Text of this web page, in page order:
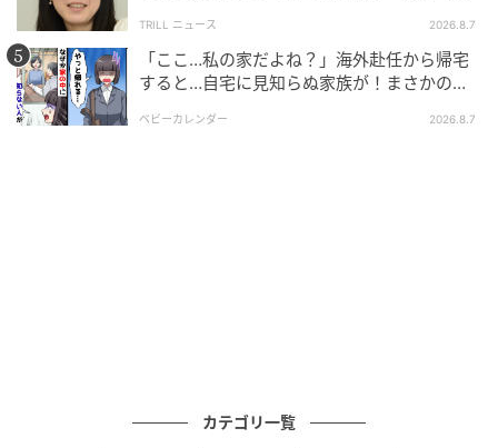
A. 日比谷野外大音楽堂（野音）の改修工事に伴い、東
京国際フォーラム ホールAが新たなステージとして加
わっています。
フェス 2026 SUMMER」
TRILL ニュース 2026.8.7
「ここ…私の家だよね？」海外赴任から帰宅
すると…自宅に見知らぬ家族が！まさかの真
ベビーカレンダー 2026.8.7
カテゴリ一覧